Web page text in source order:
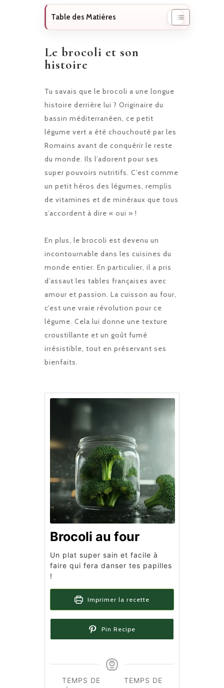
Table des Matières
Le brocoli et son
histoire
Tu savais que le brocoli a une longue
histoire derrière lui ? Originaire du
bassin méditerranéen, ce petit
légume vert a été chouchouté par les
Romains avant de conquérir le reste
du monde. Ils l’adorent pour ses
super pouvoirs nutritifs. C’est comme
un petit héros des légumes, remplis
de vitamines et de minéraux que tous
s’accordent à dire « oui » !
En plus, le brocoli est devenu un
incontournable dans les cuisines du
monde entier. En particulier, il a pris
d’assaut les tables françaises avec
amour et passion. La cuisson au four,
c’est une vraie révolution pour ce
légume. Cela lui donne une texture
croustillante et un goût fumé
irrésistible, tout en préservant ses
bienfaits.
Brocoli au four
Un plat super sain et facile à
faire qui fera danser tes papilles
!
Imprimer la recette
Pin Recipe
TEMPS DE
TEMPS DE